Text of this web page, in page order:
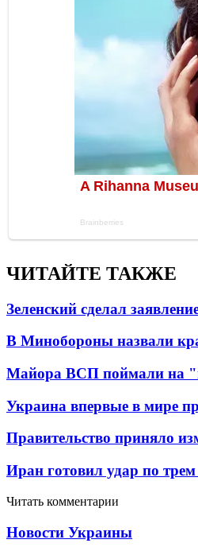
ЧИТАЙТЕ ТАКЖЕ
Зеленский сделал
В Минобороны назвали
Майора ВСП поймали на
Украина впервые в мире
Правительство приняло
Иран готовил удар по
Читать комментарии
Новости Украины